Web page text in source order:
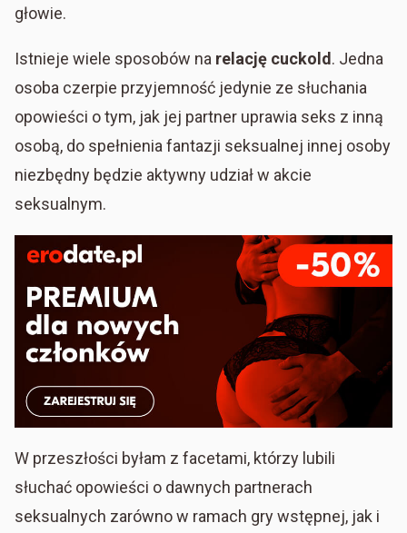
głowie.
Istnieje wiele sposobów na relację cuckold. Jedna
osoba czerpie przyjemność jedynie ze słuchania
opowieści o tym, jak jej partner uprawia seks z inną
osobą, do spełnienia fantazji seksualnej innej osoby
niezbędny będzie aktywny udział w akcie
seksualnym.
W przeszłości byłam z facetami, którzy lubili
słuchać opowieści o dawnych partnerach
seksualnych zarówno w ramach gry wstępnej, jak i